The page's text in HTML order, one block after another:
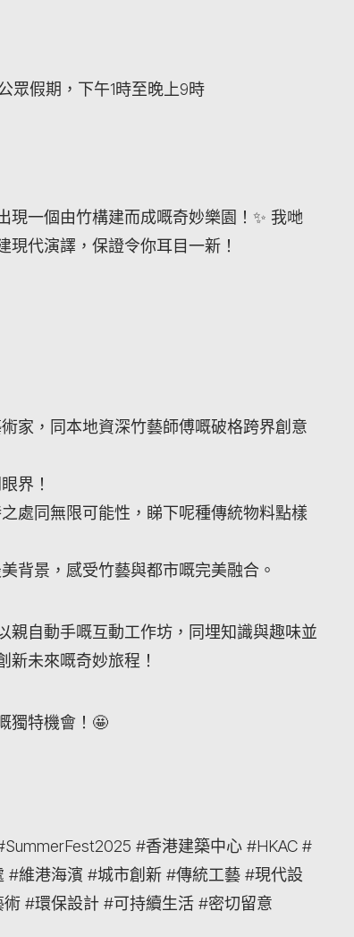
眾假期，下午1時至晚上9時
現一個由竹構建而成嘅奇妙樂園！✨ 我哋
代演譯，保證令你耳目一新！
家，同本地資深竹藝師傅嘅破格跨界創意
界！
處同無限可能性，睇下呢種傳統物料點樣
背景，感受竹藝與都市嘅完美融合。
親自動手嘅互動工作坊，同埋知識與趣味並
新未來嘅奇妙旅程！
獨特機會！🤩
#香港建築中心 #HKAC #
維港海濱 #城市創新 #傳統工藝 #現代設
#環保設計 #可持續生活 #密切留意